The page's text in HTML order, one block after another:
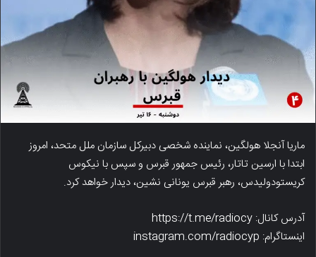
ماریا آنجلا هولگین، نماینده شخصی دبیرکل سازمان ملل متحد، امروز
ابتدا با ارسین تاتار، رئیس جمهور قبرس و سپس با نیکوس
کریستودولیدس، رهبر قبرس یونانی نشین، دیدار خواهد کرد.
آدرس کانال: https://t.me/radiocy
اینستاگرام: instagram.com/radiocyp